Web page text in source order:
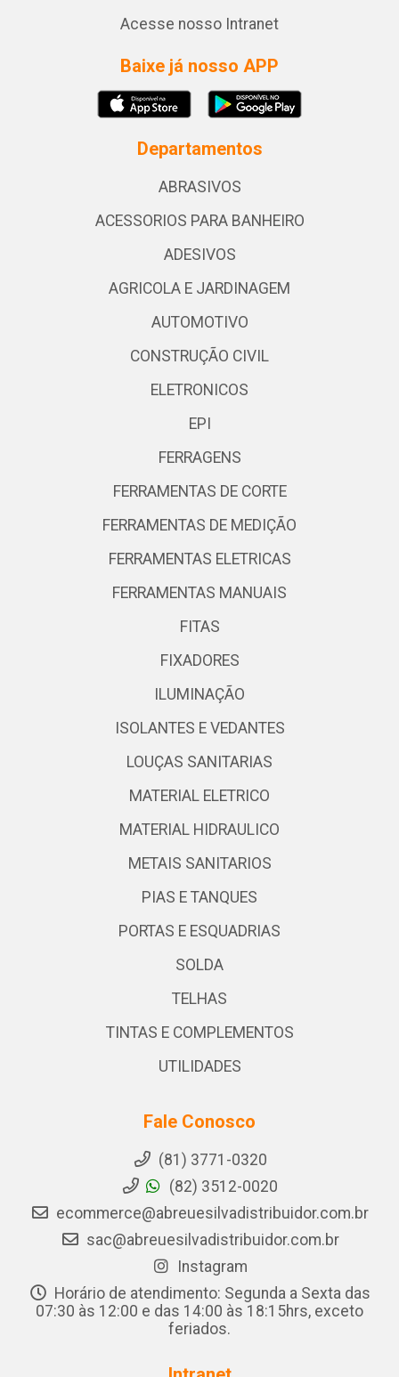
Acesse nosso Intranet
Baixe já nosso APP
Departamentos
ABRASIVOS
ACESSORIOS PARA BANHEIRO
ADESIVOS
AGRICOLA E JARDINAGEM
AUTOMOTIVO
CONSTRUÇÃO CIVIL
ELETRONICOS
EPI
FERRAGENS
FERRAMENTAS DE CORTE
FERRAMENTAS DE MEDIÇÃO
FERRAMENTAS ELETRICAS
FERRAMENTAS MANUAIS
FITAS
FIXADORES
ILUMINAÇÃO
ISOLANTES E VEDANTES
LOUÇAS SANITARIAS
MATERIAL ELETRICO
MATERIAL HIDRAULICO
METAIS SANITARIOS
PIAS E TANQUES
PORTAS E ESQUADRIAS
SOLDA
TELHAS
TINTAS E COMPLEMENTOS
UTILIDADES
Fale Conosco
(81) 3771-0320
(82) 3512-0020
ecommerce@abreuesilvadistribuidor.com.br
sac@abreuesilvadistribuidor.com.br
Instagram
Horário de atendimento: Segunda a Sexta das
07:30 às 12:00 e das 14:00 às 18:15hrs, exceto
feriados.